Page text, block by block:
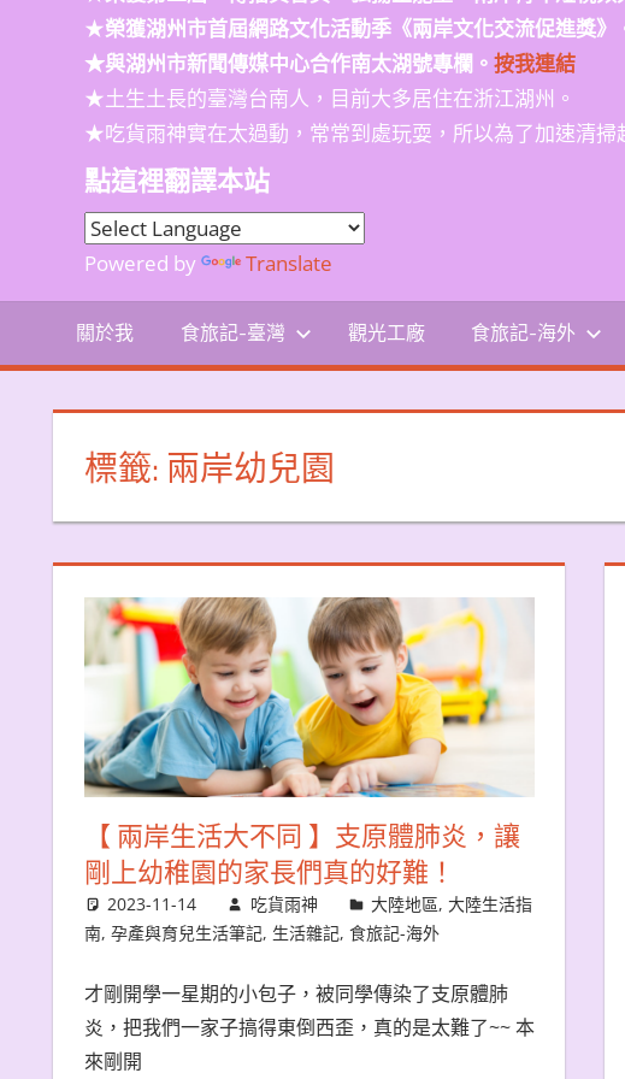
★榮獲湖州市首屆網路文化活動季《兩岸文化交流促進獎》
★與湖州市新聞傳媒中心合作南太湖號專欄。 按我連結
★土生土長的臺灣台南人，目前大多居住在浙江湖州。
★吃貨雨神實在太過動，常常到處玩耍，所以為了加速清
點這裡翻譯本站
Powered by Translate
關於我 食旅記-臺灣 觀光工廠 食旅記-海外
標籤: 兩岸幼兒園
【 兩岸生活大不同 】支原體肺炎，讓
剛上幼稚園的家長們真的好難！
2023-11-14 吃貨雨神 大陸地區,大陸生活指
南, 孕產與育兒生活筆記, 生活雜記, 食旅記-海外
才剛開學一星期的小包子，被同學傳染了支原體肺
炎，把我們一家子搞得東倒西歪，真的是太難了~~ 本
來剛開